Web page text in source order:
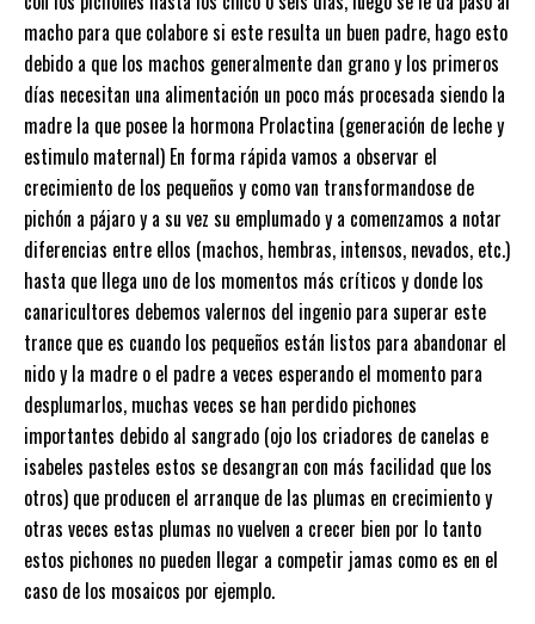
macho para que colabore si este resulta un buen padre, hago esto
debido a que los machos generalmente dan grano y los primeros
días necesitan una alimentación un poco más procesada siendo la
madre la que posee la hormona Prolactina (generación de leche y
estimulo maternal) En forma rápida vamos a observar el
crecimiento de los pequeños y como van transformandose de
pichón a pájaro y a su vez su emplumado y a comenzamos a notar
diferencias entre ellos (machos, hembras, intensos, nevados, etc.)
hasta que llega uno de los momentos más críticos y donde los
canaricultores debemos valernos del ingenio para superar este
trance que es cuando los pequeños están listos para abandonar el
nido y la madre o el padre a veces esperando el momento para
desplumarlos, muchas veces se han perdido pichones
importantes debido al sangrado (ojo los criadores de canelas e
isabeles pasteles estos se desangran con más facilidad que los
otros) que producen el arranque de las plumas en crecimiento y
otras veces estas plumas no vuelven a crecer bien por lo tanto
estos pichones no pueden llegar a competir jamas como es en el
caso de los mosaicos por ejemplo.